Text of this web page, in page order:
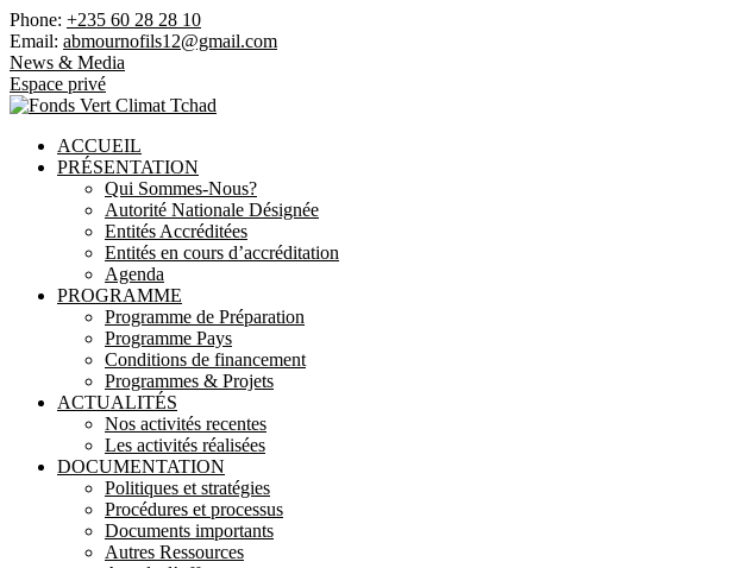
Phone: +235 60 28 28 10
Email: abmournofils12@gmail.com
News & Media
Espace privé
ACCUEIL
PRÉSENTATION
Qui Sommes-Nous?
Autorité Nationale Désignée
Entités Accréditées
Entités en cours d’accréditation
Agenda
PROGRAMME
Programme de Préparation
Programme Pays
Conditions de financement
Programmes & Projets
ACTUALITÉS
Nos activités recentes
Les activités réalisées
DOCUMENTATION
Politiques et stratégies
Procédures et processus
Documents importants
Autres Ressources